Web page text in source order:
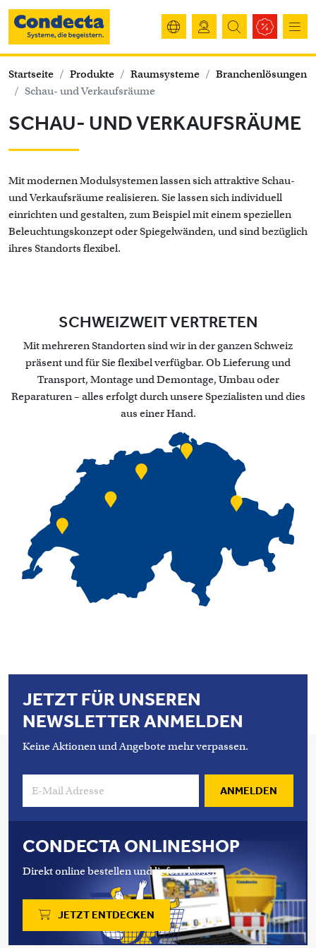
Startseite Produkte Raumsysteme
Branchenlösungen
Schau- und Verkaufsräume
SCHAU- UND VERKAUFSRÄUME
Mit modernen Modulsystemen lassen sich attraktive Schau-
und Verkaufsräume realisieren. Sie lassen sich individuell
einrichten und gestalten, zum Beispiel mit einem speziellen
Beleuchtungskonzept oder Spiegelwänden, und sind bezüglich
ihres Standorts flexibel.
SCHWEIZWEIT VERTRETEN
Mit mehreren Standorten sind wir in der ganzen Schweiz
präsent und für Sie flexibel verfügbar. Ob Lieferung und
Transport, Montage und Demontage, Umbau oder
Reparaturen – alles erfolgt durch unsere Spezialisten und dies
aus einer Hand.
JETZT FÜR UNSEREN
NEWSLETTER ANMELDEN
Keine Aktionen und Angebote mehr verpassen.
ANMELDEN
CONDECTA ONLINESHOP
Direkt online bestellen und liefern lassen.
JETZT ENTDECKEN